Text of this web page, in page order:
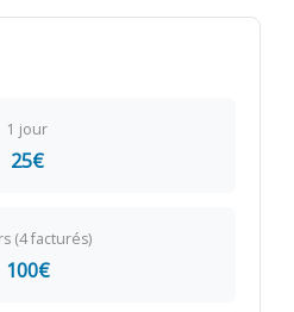
1 jour
25€
(4 facturés)
100€